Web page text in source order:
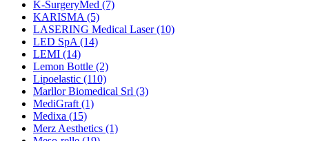
K-SurgeryMed (7)
KARISMA (5)
LASERING Medical Laser(10)
LED SpA (14)
LEMI (14)
Lemon Bottle (2)
Lipoelastic (110)
Marllor Biomedical Srl (3)
MediGraft (1)
Medixa (15)
Merz Aesthetics (1)